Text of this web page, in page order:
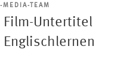
MEDIA-TEAM
Film-Untertitel
Englischlernen